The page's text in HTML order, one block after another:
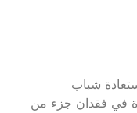
شباب
في فقدان جزء من